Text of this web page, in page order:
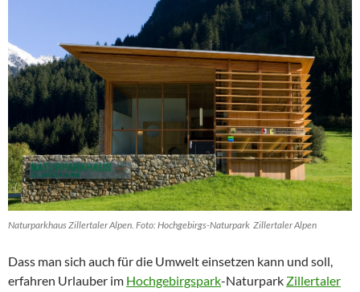
Naturparkhaus Zillertaler Alpen. Foto: Hochgebirgs-Naturpark Zillertaler Alpen
Dass man sich auch für die Umwelt einsetzen kann und soll,
erfahren Urlauber im Hochgebirgspark-Naturpark Zillertaler